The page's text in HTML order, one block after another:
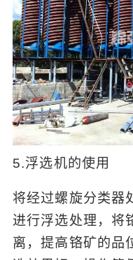
5.浮选机的使用
将经过螺旋分类器
进行浮选处理，将
离，提高铬矿的品